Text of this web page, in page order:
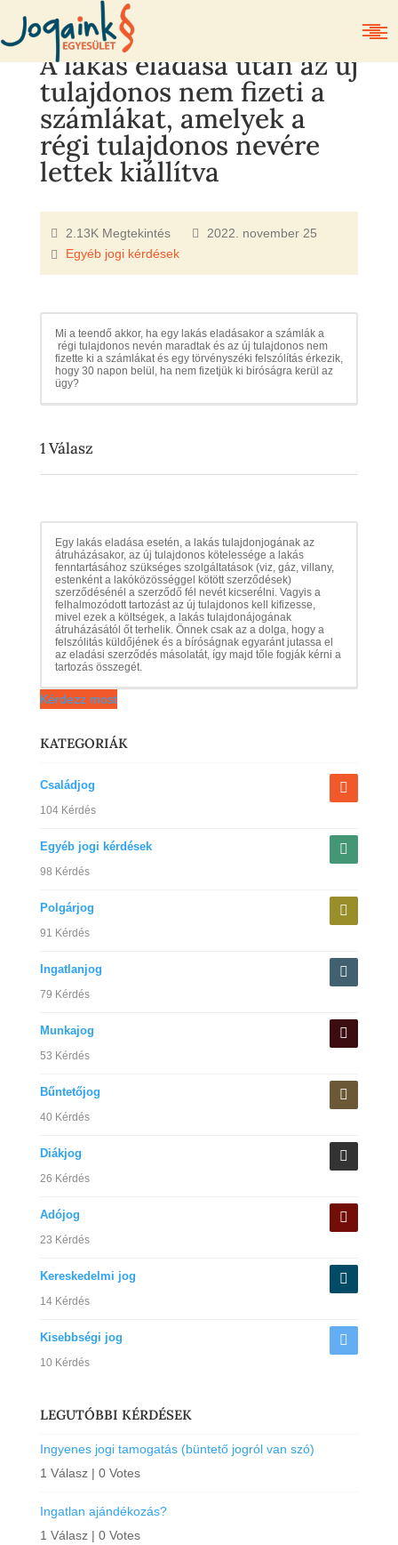
A lakás eladása útán az új
tulajdonos nem fizeti a
számlákat, amelyek a
régi tulajdonos nevére
lettek kiállítva
2.13K Megtekintés
2022. november 25
Egyéb jogi kérdések
Mi a teendő akkor, ha egy lakás eladásakor a számlák a
régi tulajdonos nevén maradtak és az új tulajdonos nem
fizette ki a számlákat és egy törvényszéki felszólítás érkezik,
hogy 30 napon belül, ha nem fizetjük ki biróságra kerül az
ügy?
1Válasz
Egy lakás eladása esetén, a lakás tulajdonjogának az
átruházásakor, az új tulajdonos kötelessége a lakás
fenntartásához szükséges szolgáltatások (viz, gáz, villany,
estenként a lakóközösséggel kötött szerződések)
szerződésénél a szerződő fél nevét kicserélni. Vagyis a
felhalmozódott tartozást az új tulajdonos kell kifizesse,
mivel ezek a költségek, a lakás tulajdonájogának
átruházásától őt terhelik. Önnek csak az a dolga, hogy a
felszólitás küldőjének és a bíróságnak egyaránt jutassa el
az eladási szerződés másolatát, így majd tőle fogják kérni a
tartozás összegét.
Kérdezz most
KATEGORIÁK
Családjog
104 Kérdés
Egyéb jogi kérdések
98 Kérdés
Polgárjog
91 Kérdés
Ingatlanjog
79 Kérdés
Munkajog
53 Kérdés
Bűntetőjog
40 Kérdés
Diákjog
26 Kérdés
Adójog
23 Kérdés
Kereskedelmi jog
14 Kérdés
Kisebbségi jog
10 Kérdés
LEGUTÓBBI KÉRDÉSEK
Ingyenes jogi tamogatás (büntető jogról van szó)
1 Válasz | 0 Votes
Ingatlan ajándékozás?
1 Válasz | 0 Votes